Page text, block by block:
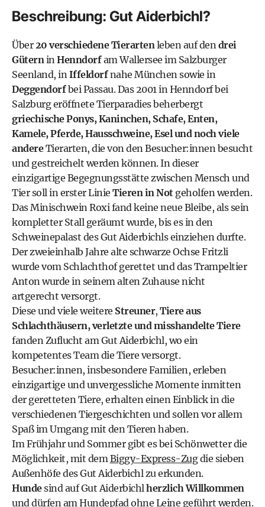
Beschreibung: Gut Aiderbichl?
Über20 verschiedene Tierartenleben auf dendrei
GüterninHenndorfam Wallersee im Salzburger
Seenland, inIffeldorfnahe München sowie in
Deggendorfbei Passau. Das 2001 in Henndorf bei
Salzburg eröffnete Tierparadies beherbergt
griechische Ponys, Kaninchen, Schafe, Enten,
Kamele, Pferde, Hausschweine, Esel und noch viele
andereTierarten, die von den Besucher:innen besucht
und gestreichelt werden können. In dieser
einzigartige Begegnungsstätte zwischen Mensch und
Tier soll in erster Linie Tieren in Notgeholfen werden.
Das Minischwein Roxi fand keine neue Bleibe, als sein
kompletter Stall geräumt wurde, bis es in den
Schweinepalast des Gut Aiderbichls einziehen durfte.
Der zweieinhalb Jahre alte schwarze Ochse Fritzli
wurde vom Schlachthof gerettet und das Trampeltier
Anton wurde in seinem alten Zuhause nicht
artgerecht versorgt.
Diese und viele weitere Streuner, Tiere aus
Schlachthäusern, verletzte und misshandelte Tiere
fanden Zuflucht am Gut Aiderbichl, wo ein
kompetentes Team die Tiere versorgt.
Besucher:innen, insbesondere Familien, erleben
einzigartige und unvergessliche Momente inmitten
der geretteten Tiere, erhalten einen Einblick in die
verschiedenen Tiergeschichten und sollen vor allem
Spaß im Umgang mit den Tieren haben.
Im Frühjahr und Sommer gibt es bei Schönwetter die
Möglichkeit, mit demBiggy-Express-Zugdie sieben
Außenhöfe des Gut Aiderbichl zu erkunden.
Hundesind auf Gut Aiderbichlherzlich Willkommen
und dürfen am Hundepfad ohne Leine geführt werden.